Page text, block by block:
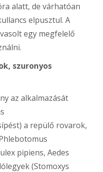
alatt, de várhatóan
elpusztul. A
egy megfelelő
szuronyos
az alkalmazását
a repülő rovarok,
pipiens, Aedes
(Stomoxys